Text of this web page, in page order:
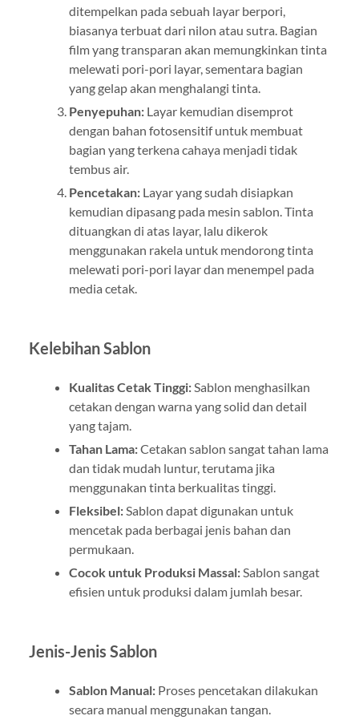
ditempelkan pada sebuah layar berpori,
biasanya terbuat dari nilon atau sutra. Bagian
film yang transparan akan memungkinkan tinta
melewati pori-pori layar, sementara bagian
yang gelap akan menghalangi tinta.
Penyepuhan:Layar kemudian disemprot
dengan bahan fotosensitif untuk membuat
bagian yang terkena cahaya menjadi tidak
tembus air.
Pencetakan:Layar yang sudah disiapkan
kemudian dipasang pada mesin sablon. Tinta
dituangkan di atas layar, lalu dikerok
menggunakan rakela untuk mendorong tinta
melewati pori-pori layar dan menempel pada
media cetak.
Kelebihan Sablon
Kualitas Cetak Tinggi:Sablon menghasilkan
cetakan dengan warna yang solid dan detail
yang tajam.
Tahan Lama:Cetakan sablon sangat tahan lama
dan tidak mudah luntur, terutama jika
menggunakan tinta berkualitas tinggi.
Fleksibel:Sablon dapat digunakan untuk
mencetak pada berbagai jenis bahan dan
permukaan.
Cocok untuk Produksi Massal:Sablon sangat
efisien untuk produksi dalam jumlah besar.
Jenis-Jenis Sablon
Sablon Manual:Proses pencetakan dilakukan
secara manual menggunakan tangan.